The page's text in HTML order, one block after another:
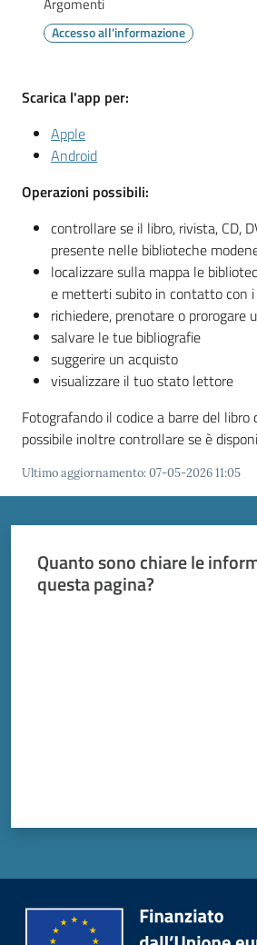
Seguici
su
Argomenti
Accesso all'informazione
Scarica l'app per:
Apple
Android
Operazioni possibili:
controllare se il libro, rivista, CD,
presente nelle biblioteche
localizzare sulla mappa le
e metterti subito in contatto con
richiedere, prenotare o prorogare
salvare le tue bibliografie
suggerire un acquisto
visualizzare il tuo stato lettore
Fotografando il codice a barre del libro
possibile inoltre controllare se è
Ultimo aggiornamento:07-05-2026 11:05
Quanto sono chiare le
questa pagina?